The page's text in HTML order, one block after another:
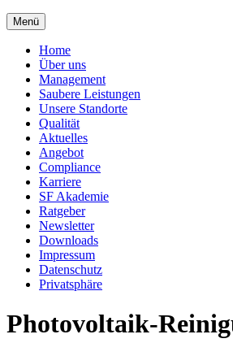
Menü
Home
Über uns
Management
Saubere Leistungen
Unsere Standorte
Qualität
Aktuelles
Angebot
Compliance
Karriere
SF Akademie
Ratgeber
Newsletter
Downloads
Impressum
Datenschutz
Privatsphäre
Photovoltaik-